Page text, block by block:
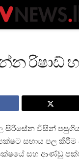
රිෂාඩ්
සිරිසේන විසින්
සහාය පල කිරීම
සහ ආණ්ඩු